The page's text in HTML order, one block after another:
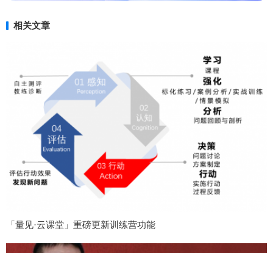
相关文章
「量见·云课堂」重磅更新训练营功能